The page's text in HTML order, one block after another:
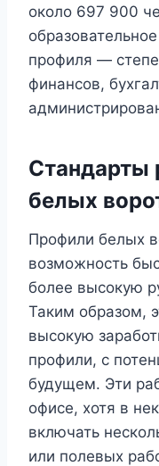
около 697 900
профиля —
финансов,
Стандарты
белых
Профили белых
возможность
более высокую
Таким образом,
высокую
профили, с
будущем. Эти
офисе, хотя в
включать
или полевых